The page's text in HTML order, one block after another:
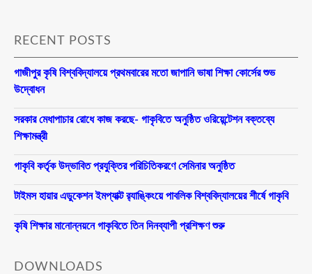
RECENT POSTS
গাজীপুর কৃষি বিশ্ববিদ্যালয়ে প্রথমবারের মতো জাপানি ভাষা শিক্ষা কোর্সের শুভ
উদ্বোধন
সরকার মেধাপাচার রোধে কাজ করছে- গাকৃবিতে অনুষ্ঠিত ওরিয়েন্টেশন বক্তব্যে
শিক্ষামন্ত্রী
গাকৃবি কর্তৃক উদ্ভাবিত প্রযুক্তির পরিচিতিকরণে সেমিনার অনুষ্ঠিত
টাইমস হায়ার এডুকেশন ইমপ্যাক্ট র‍্যাঙ্কিংয়ে পাবলিক বিশ্ববিদ্যালয়ের শীর্ষে গাকৃবি
কৃষি শিক্ষার মানোন্নয়নে গাকৃবিতে তিন দিনব্যাপী প্রশিক্ষণ শুরু
DOWNLOADS